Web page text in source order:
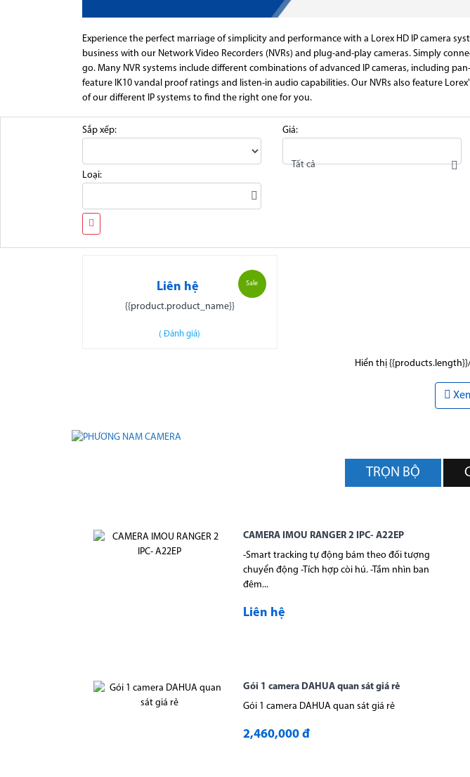
Experience the perfect marriage of simplicity and performance with a Lorex HD IP camera
business with our Network Video Recorders (NVRs) and plug-and-play cameras. Simply
go. Many NVR systems include different combinations of advanced IP cameras, including
feature IK10 vandal proof ratings and listen-in audio capabilities. Our NVRs also feature
of our different IP systems to find the right one for you.
Sắp xếp: Giá:
Tất cả
Loại:
Sale
Liên hệ
{{product.product_name}}
( Đánh giá)
Hiển thị
TRỌN BỘ
CAMERA IMOU RANGER 2 IPC- A22EP
-Smart tracking tự động bám theo đối tượng
chuyển động -Tích hợp còi hú. -Tầm nhìn ban
đêm...
Liên hệ
Gói 1 camera DAHUA quan sát giá rẻ
Gói 1 camera DAHUA quan sát giá rẻ
2,460,000 đ